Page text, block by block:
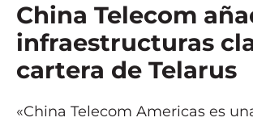
China Telecom
infraestructuras
cartera de Telarus
«China Telecom Americas es